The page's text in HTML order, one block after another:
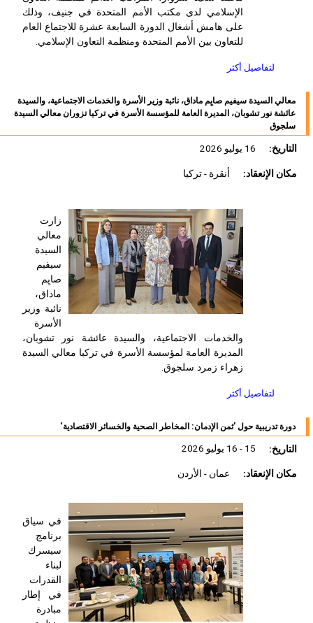
الإسلامي لدى مكتب الأمم المتحدة في جنيف، وذلك
على هامش أشغال الدورة السابعة عشرة للاجتماع العام
للتعاون بين الأمم المتحدة ومنظمة التعاون الإسلامي.
لتفاصيل أكثر
معالي السيدة سيفيم صايِم ماداق، نائبة وزير الأسرة والخدمات الاجتماعية، والسيدة
عائشة نور تشوبان، المديرة العامة للمؤسسة الأسرة في تركيا تزوران معالي السيدة
سلجوق
التاريخ:
مكان الإنعقاد:
أنقرة - تركيا
زارت
معالي
السيدة
سيفيم
صايِم
ماداق،
نائبة وزير
الأسرة
والخدمات الاجتماعية، والسيدة عائشة نور تشوبان،
المديرة العامة لمؤسسة الأسرة في تركيا معالي السيدة
زهراء زمرد سلجوق.
لتفاصيل أكثر
دورة تدريبية حول ’ثمن الإدمان: المخاطر الصحية والخسائر الاقتصادية‘
التاريخ:
مكان الإنعقاد:
عمان - الأردن
في سياق
برنامج
سيسرك
لبناء
القدرات
في إطار
مبادرة